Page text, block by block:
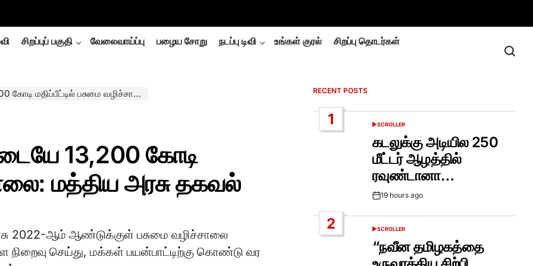
சிறப்புப் பகுதி வேலைவாய்ப்பு பழைய சோறு நடப்பு டிவி உங்கள் குரல் சிறப்பு தொடர்கள்
பசுமை வழிச்சாலை: மத்திய அரசு தகவல்
13,200 கோடி
மத்திய அரசு தகவல்
2022-ஆம் ஆண்டுக்குள் பசுமை வழிச்சாலை
நிறைவு செய்து, மக்கள் பயன்பாட்டிற்கு கொண்டு வர
RECENT POSTS
1
POSTED
SCROLLER
கடலுக்கு அடியில 250
மீட்டர் ஆழத்தில்
ரவுண்டானா…
Post19 hours ago
2
POSTED
SCROLLER
“நவீன தமிழகத்தை